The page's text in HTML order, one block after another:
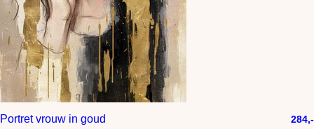
Portret vrouw in goud 284,-